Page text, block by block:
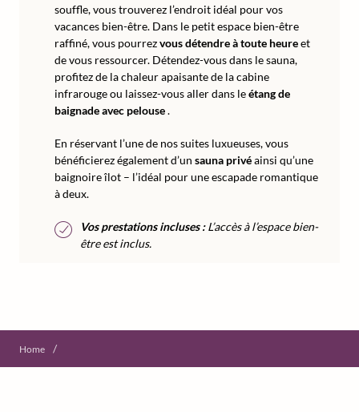
souffle, vous trouverez l’endroit idéal pour vos
vacances bien-être. Dans le petit espace bien-être
raffiné, vous pourrezvous détendre à toute heureet
de vous ressourcer. Détendez-vous dans le sauna,
profitez de la chaleur apaisante de la cabine
infrarouge ou laissez-vous aller dans leétang de
baignade avec pelouse.
En réservant l’une de nos suites luxueuses, vous
bénéficierez également d’un sauna privéainsi qu’une
baignoire îlot – l’idéal pour une escapade romantique
à deux.
Vos prestations incluses :L’accès à l’espace bien-
être est inclus.
Home /